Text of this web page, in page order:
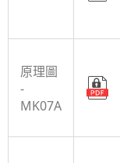
原理圖
-
MK07A